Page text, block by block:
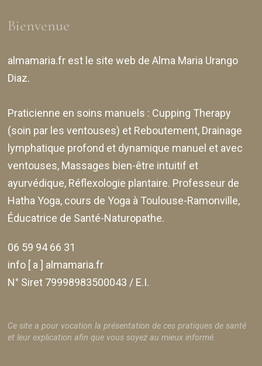
Bienvenue
almamaria.fr est le site web deAlma Maria Urango
Diaz.
Praticienne en soins manuels : Cupping Therapy
(soin par les ventouses) et Reboutement, Drainage
lymphatique profond et dynamique manuel et avec
ventouses, Massages bien-être intuitif et
ayurvédique, Réflexologie plantaire. Professeur de
Hatha Yoga, cours de Yoga à Toulouse-Ramonville,
Éducatrice de Santé-Naturopathe.
06 59 94 66 31
info [ a ] almamaria.fr
N° Siret 79998983500043 / E.I.
Ce site a pour vocation la présentation de ces pratiques de santé
et leur explication afin que vous soyez au mieux informé.